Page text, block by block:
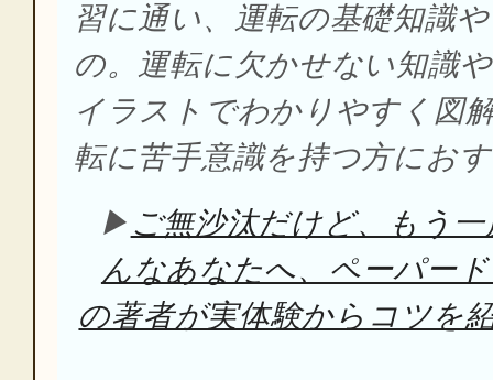
習に通い、運転の基礎知識
の。運転に欠かせない知識
イラストでわかりやすく図
転に苦手意識を持つ方にお
▶ ご無沙汰だけど、もう
んなあなたへ、ペーパー
の著者が実体験からコツを